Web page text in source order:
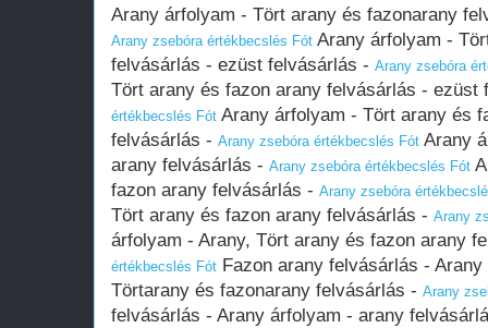
Arany árfolyam - Tört arany és fazonarany
Arany zsebóra értékbecslés Fót Arany árfolyam -
felvásárlás - ezüst felvásárlás - Arany zsebóra
Tört arany és fazon arany felvásárlás -
értékbecslés Fót Arany árfolyam - Tört arany és
felvásárlás - Arany zsebóra értékbecslés Fót Arany
arany felvásárlás - Arany zsebóra értékbecslés Fót
fazon arany felvásárlás - Arany zsebóra
Tört arany és fazon arany felvásárlás - Arany
árfolyam - Arany, Tört arany és fazon arany
értékbecslés Fót Fazon arany felvásárlás -
Törtarany és fazonarany felvásárlás - Arany
felvásárlás - Arany árfolyam - arany